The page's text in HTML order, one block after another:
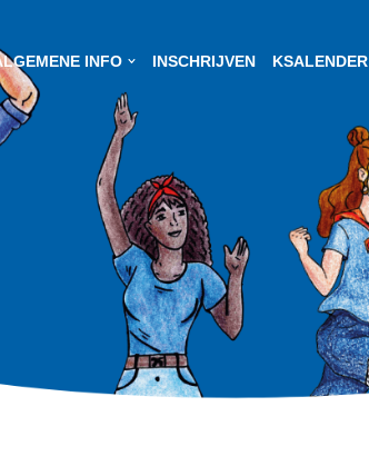
INFO INSCHRIJVEN KSALENDER